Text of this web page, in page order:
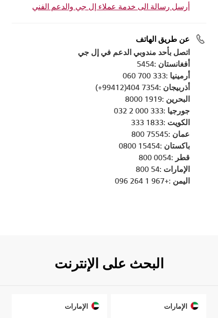
أرسل رسالة الى خدمة عملاء إل جي والدعم الفني
عن طريق الهاتف
اتصل بأحد مندوبي الدعم في إل جي
أفغانستان :5454
أرمينيا :333 700 060
أذربيجان :7354 404(99412+)
البحرين :1919 8000
جورجيا :333 000 2 032
الكويت :1833 333
عمان :75545 800
باكستان :15454 0800
قطر :0054 800
الإمارات :54 800
اليمن :+967 1 264 096
البحث على الإنترنت
الإمارات الإمارات